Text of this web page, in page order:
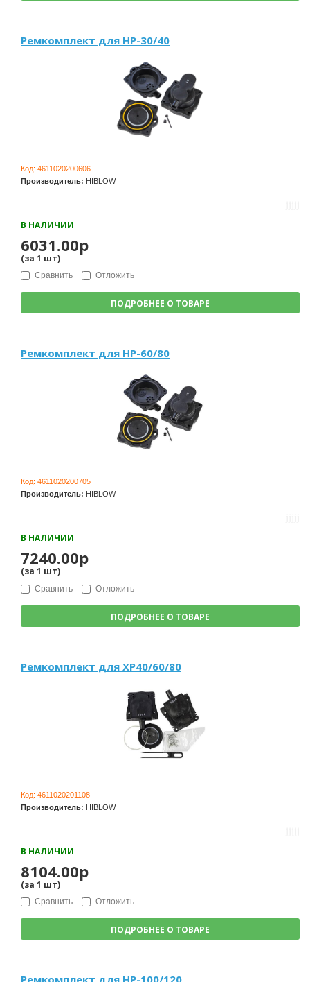
Ремкомплект для HP-30/40
Код: 4611020200606
Производитель: HIBLOW
В НАЛИЧИИ
6031.00р
(за 1 шт)
Сравнить Отложить
ПОДРОБНЕЕ О ТОВАРЕ
Ремкомплект для HP-60/80
Код: 4611020200705
Производитель: HIBLOW
В НАЛИЧИИ
7240.00р
(за 1 шт)
Сравнить Отложить
ПОДРОБНЕЕ О ТОВАРЕ
Ремкомплект для ХР40/60/80
Код: 4611020201108
Производитель: HIBLOW
В НАЛИЧИИ
8104.00р
(за 1 шт)
Сравнить Отложить
ПОДРОБНЕЕ О ТОВАРЕ
Ремкомплект для HP-100/120